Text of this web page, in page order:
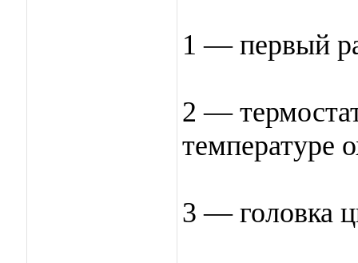
1 — первый
2 —
температуре
3 — головка